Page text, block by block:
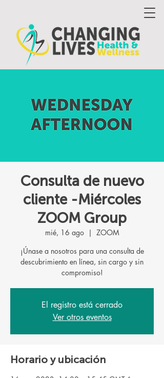
Consulta de nuevo
cliente -Miércoles
ZOOM Group
mié, 16 ago
  |
ZOOM
¡Únase a nosotros para una consulta de
descubrimiento en línea, sin cargo y sin
El registro está cerrado
Ver otros eventos
Horario y ubicación